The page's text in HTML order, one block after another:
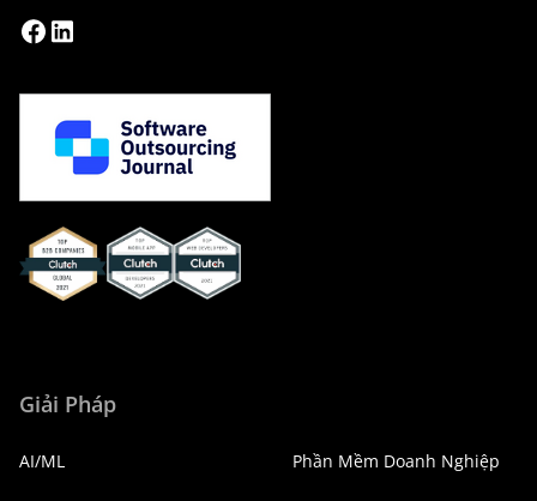
Giải Pháp
AI/ML Phần Mềm Doanh Nghiệp